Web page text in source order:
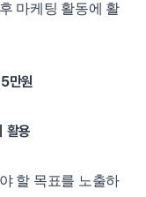
마케팅 활동에 활
만원
활용
할 목표를 노출하